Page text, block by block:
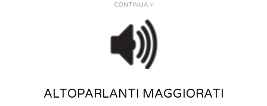
CONTINUA >
ALTOPARLANTI MAGGIORATI